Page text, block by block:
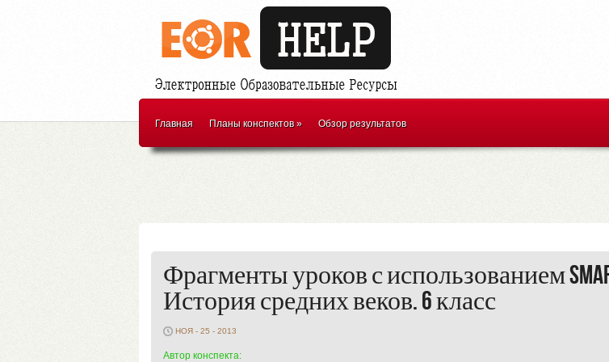
Главная Планы конспектов» Обзор результатов
Фрагменты уроков с использованием
История средних веков. 6 класс
НОЯ - 25 - 2013
Автор конспекта: